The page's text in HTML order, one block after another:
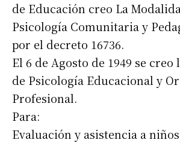
de Educación creo La
Psicología Comunitaria y
por el decreto 16736.
El 6 de Agosto de 1949 se
de Psicología Educacional y
Profesional.
Para:
Evaluación y asistencia a